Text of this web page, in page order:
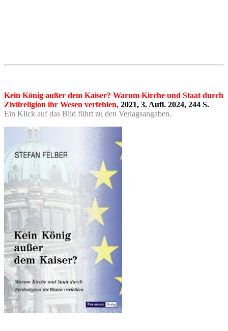
Kein König außer dem Kaiser? Warum Kirche und Staat durch
Zivilreligion ihr Wesen verfehlen, 2021, 3. Aufl. 2024, 244 S.
Ein Klick auf das Bild führt zu den Verlagsangaben.